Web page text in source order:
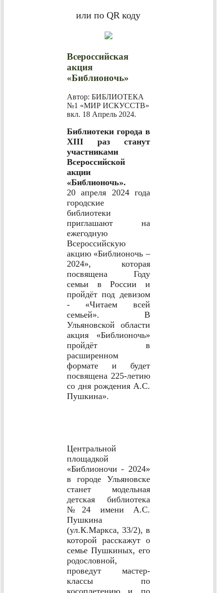
или по QR коду
Всероссийская
акция
«Библионочь»
Автор: БИБЛИОТЕКА
№1 «МИР ИСКУССТВ»
вкл. 18 Апрель 2024.
Библиотеки города в
XIII раз станут
участниками
Всероссийской
акции
«Библионочь».
20 апреля 2024 года
городские
библиотеки
приглашают на
ежегодную
Всероссийскую
акцию «Библионочь –
2024», которая
посвящена Году
семьи в России и
пройдёт под девизом
- «Читаем всей
семьей». В
Ульяновской области
акция «Библионочь»
пройдёт в
расширенном
формате и будет
посвящена 225-летию
со дня рождения А.С.
Пушкина».
Центральной
площадкой
«Библионочи - 2024»
в городе Ульяновске
станет модельная
детская библиотека
№24 имени А.С.
Пушкина
(ул.К.Маркса, 33/2), в
которой расскажут о
семье Пушкиных, его
родословной,
проведут мастер-
классы по
косоплетению и по